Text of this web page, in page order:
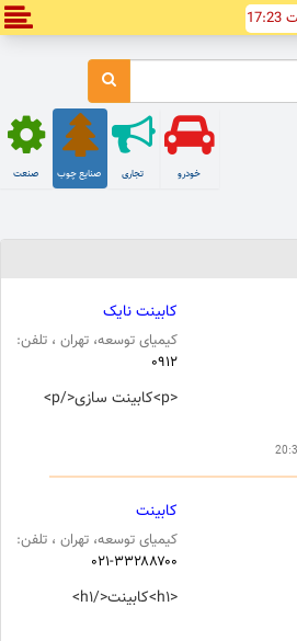
صنعت صنایع چوب تجاری خودرو
کابینت نایک
کیمیای توسعه، تهران ، تلفن:
۰۹۱۲
<p>کابینت سازی</p>
کابینت
کیمیای توسعه، تهران ، تلفن:
۰۲۱-۳۳۲۸۸۷۰۰
<h۱>کابینت</h۱>